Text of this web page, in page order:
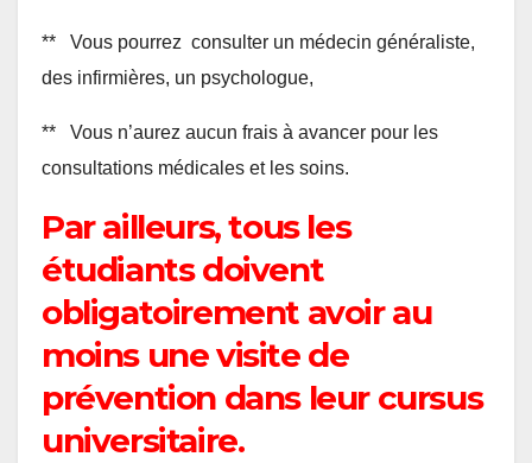
** Vous pourrez consulter un médecin généraliste,
des infirmières, un psychologue,
** Vous n’aurez aucun frais à avancer pour les
consultations médicales et les soins.
Par ailleurs, tous les
étudiants doivent
obligatoirement avoir au
moins une visite de
prévention dans leur cursus
universitaire.